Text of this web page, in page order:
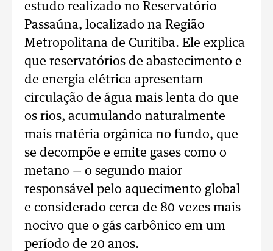
estudo realizado no Reservatório
Passaúna, localizado na Região
Metropolitana de Curitiba. Ele explica
que reservatórios de abastecimento e
de energia elétrica apresentam
circulação de água mais lenta do que
os rios, acumulando naturalmente
mais matéria orgânica no fundo, que
se decompõe e emite gases como o
metano — o segundo maior
responsável pelo aquecimento global
e considerado cerca de 80 vezes mais
nocivo que o gás carbônico em um
período de 20 anos.